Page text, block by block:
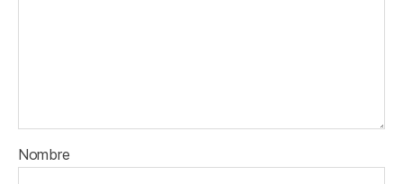
Nombre